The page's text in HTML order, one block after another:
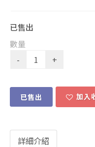
已售出
數量
已售出 加入
詳細介紹